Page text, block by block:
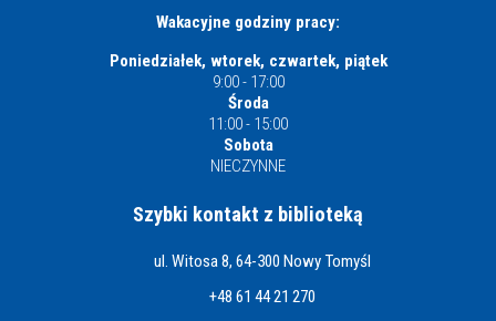
Wakacyjne godziny pracy:
Poniedziałek, wtorek, czwartek, piątek
9:00 - 17:00
Środa
11:00 - 15:00
Sobota
NIECZYNNE
Szybki kontakt z biblioteką
ul. Witosa 8, 64-300 Nowy Tomyśl
+48 61 44 21 270